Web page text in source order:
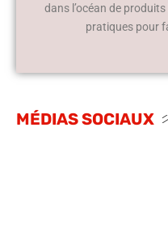
dans l’océan de
pratiques pour
MÉDIAS SOCIAUX